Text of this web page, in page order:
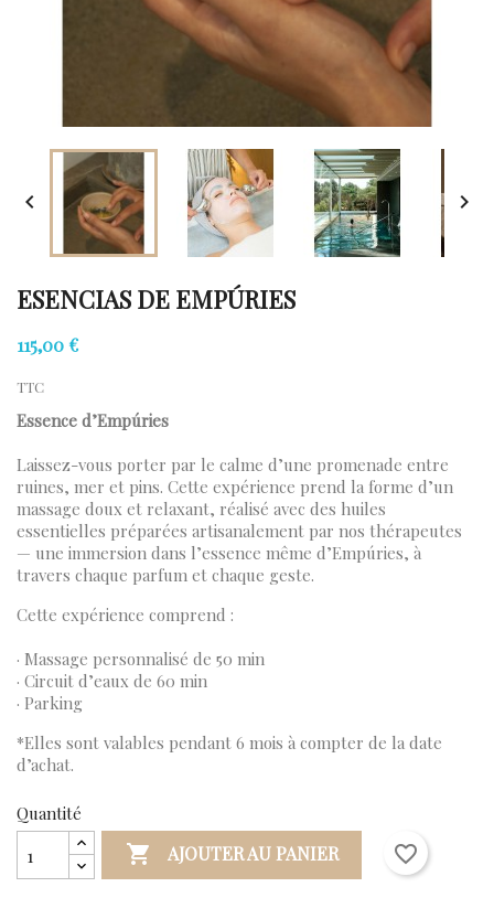
 
ESENCIAS DE EMPÚRIES
115,00 €
TTC
Essence d’Empúries
Laissez-vous porter par le calme d’une promenade entre
ruines, mer et pins. Cette expérience prend la forme d’un
massage doux et relaxant, réalisé avec des huiles
essentielles préparées artisanalement par nos thérapeutes
— une immersion dans l’essence même d’Empúries, à
travers chaque parfum et chaque geste.
Cette expérience comprend :
· Massage personnalisé de 50 min
· Circuit d’eaux de 60 min
· Parking
*Elles sont valables pendant 6 mois à compter de la date
d’achat.
Quantité
 AJOUTER AU PANIER favorite_border